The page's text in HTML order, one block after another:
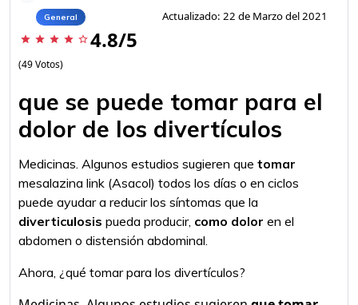
General Actualizado: 22 de Marzo del 2021
star star star star star_border 4.8/5
(49 Votos)
que se puede tomar para el
dolor de los divertículos
Medicinas. Algunos estudios sugieren que tomar
mesalazina link (Asacol) todos los días o en ciclos
puede ayudar a reducir los síntomas que la
diverticulosis pueda producir, como dolor en el
abdomen o distensión abdominal.
Ahora, ¿qué tomar para los divertículos?